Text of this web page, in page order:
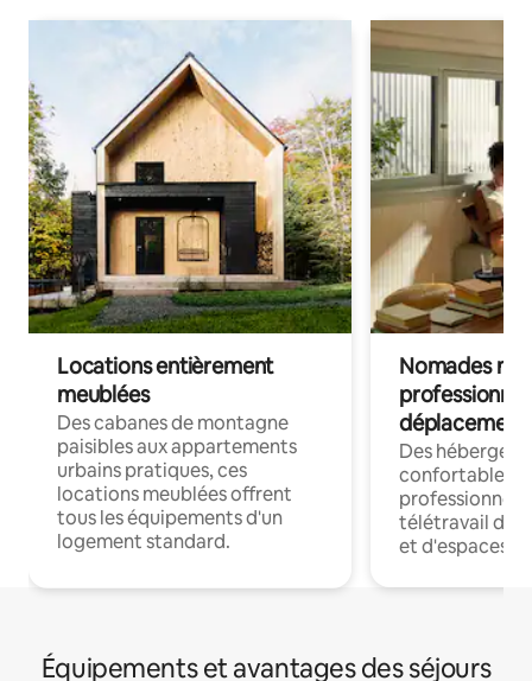
Locations entièrement
meublées
Des cabanes de montagne
paisibles aux appartements
urbains pratiques, ces
locations meublées offrent
tous les équipements d'un
logement standard.
Nomades
déplacement
Des
confortables
professionnels
télétravail
et d'espaces
Équipements et avantages des séjours